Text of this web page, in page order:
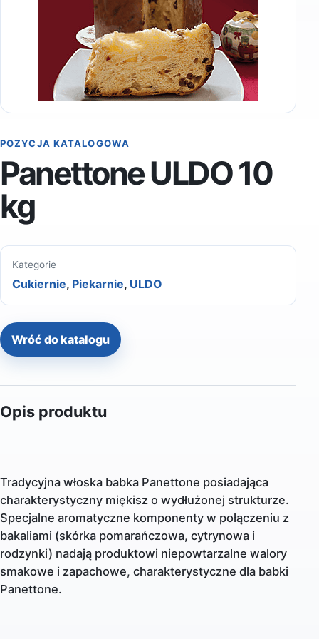
POZYCJA KATALOGOWA
Panettone ULDO 10
kg
Kategorie
Cukiernie, Piekarnie, ULDO
Wróć do katalogu
Opis produktu
Tradycyjna włoska babka Panettone posiadająca
charakterystyczny miękisz o wydłużonej strukturze.
Specjalne aromatyczne komponenty w połączeniu z
bakaliami (skórka pomarańczowa, cytrynowa i
rodzynki) nadają produktowi niepowtarzalne walory
smakowe i zapachowe, charakterystyczne dla babki
Panettone.